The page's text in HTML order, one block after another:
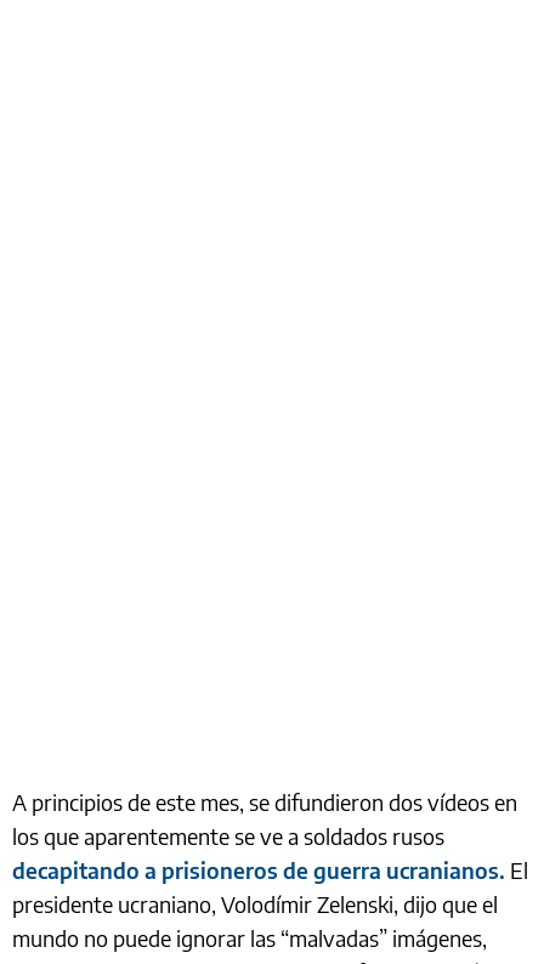
A principios de este mes, se difundieron dos vídeos en
los que aparentemente se ve a soldados rusos
decapitando a prisioneros de guerra ucranianos. El
presidente ucraniano, Volodímir Zelenski, dijo que el
mundo no puede ignorar las “malvadas” imágenes,